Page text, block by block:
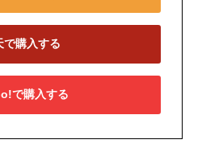
で購入する
で購入する